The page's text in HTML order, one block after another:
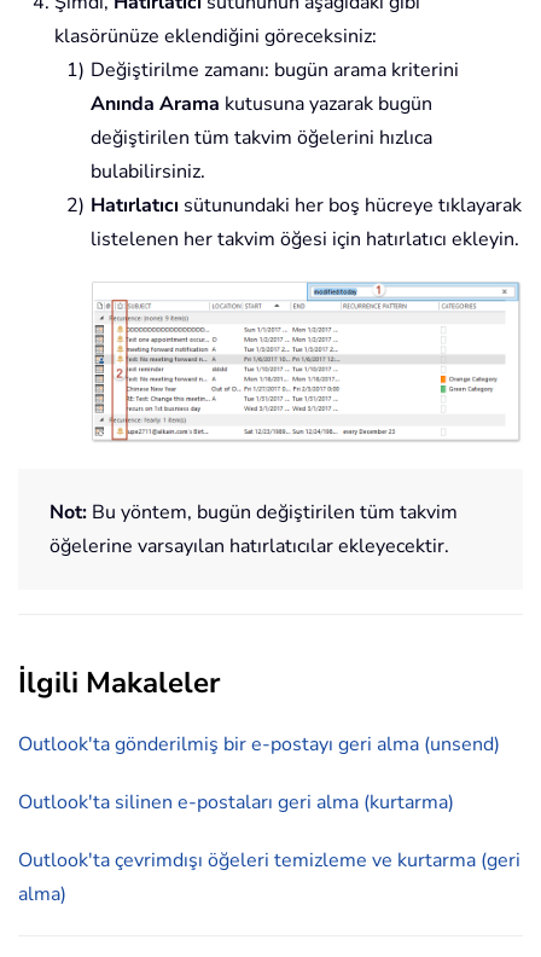
klasörünüze eklendiğini göreceksiniz:
Değiştirilme zamanı: bugün arama kriterini
Anında Arama kutusuna yazarak bugün
değiştirilen tüm takvim öğelerini hızlıca
bulabilirsiniz.
Hatırlatıcı sütunundaki her boş hücreye tıklayarak
listelenen her takvim öğesi için hatırlatıcı ekleyin.
Not: Bu yöntem, bugün değiştirilen tüm takvim
öğelerine varsayılan hatırlatıcılar ekleyecektir.
İlgili Makaleler
Outlook'ta gönderilmiş bir e-postayı geri alma (unsend)
Outlook'ta silinen e-postaları geri alma (kurtarma)
Outlook'ta çevrimdışı öğeleri temizleme ve kurtarma (geri
alma)